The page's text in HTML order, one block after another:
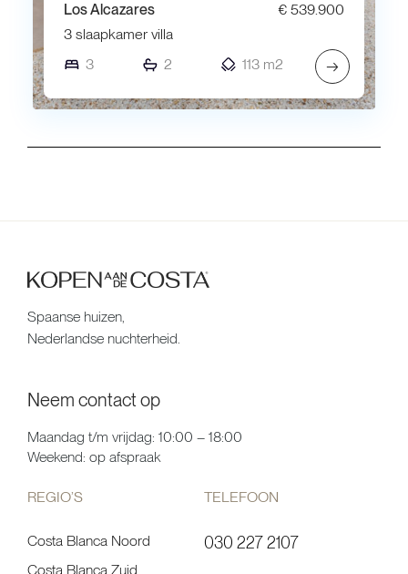
Los Alcazares
€ 539.900
3 slaapkamer villa
3
2 113 m2 →
Spaanse huizen,
Nederlandse nuchterheid.
Neem contact op
Maandag t/m vrijdag: 10:00 – 18:00
Weekend: op afspraak
REGIO’S
Costa Blanca Noord
Costa Blanca Zuid
TELEFOON
030 227 2107